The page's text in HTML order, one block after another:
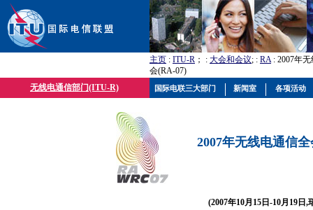
主页 : ITU-R ； : 大会和会议; : RA: 2007年
会(RA-07)
无线电通信部门(ITU-R)
2007年无线电通信
(2007年10月15日-10月19日,
国际电联三大部门 新闻室 各项活动